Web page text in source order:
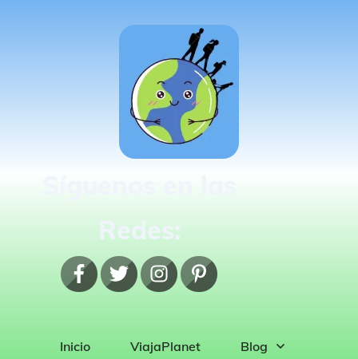
Redes:
Inicio ViajaPlanet Blog